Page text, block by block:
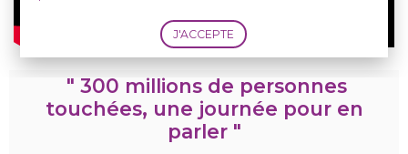
" 300 millions de personnes
touchées, une journée pour en
parler "